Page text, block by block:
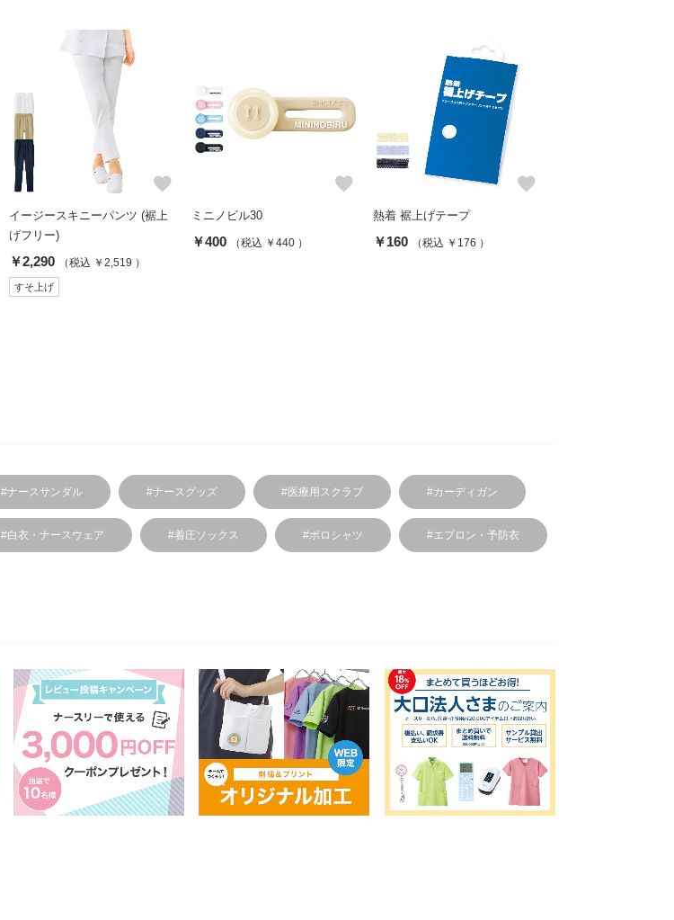
favorite
イージースキニーパンツ (裾上
げフリー)
￥2,290 （税込 ￥2,519 ）
すそ上げ
favorite
ミニノビル30
￥400 （税込 ￥440 ）
favorite
熱着 裾上げテープ
￥160 （税込 ￥176 ）
#ナースサンダル #ナースグッズ #医療用スクラブ #カーディガン
#白衣・ナースウェア #着圧ソックス #ポロシャツ #エプロン・予防衣